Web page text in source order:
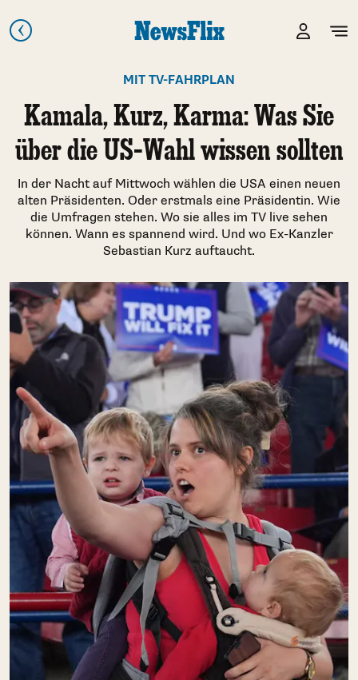
MIT TV-FAHRPLAN
Kamala, Kurz, Karma: Was Sie
über die US-Wahl wissen sollten
In der Nacht auf Mittwoch wählen die USA einen neuen
alten Präsidenten. Oder erstmals eine Präsidentin. Wie
die Umfragen stehen. Wo sie alles im TV live sehen
können. Wann es spannend wird. Und wo Ex-Kanzler
Sebastian Kurz auftaucht.